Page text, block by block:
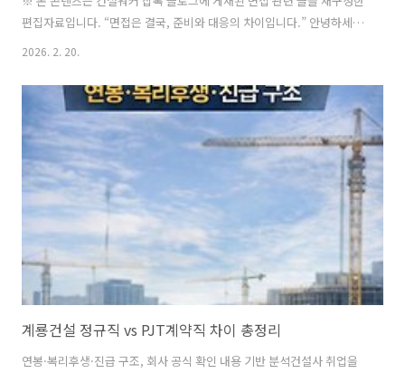
편집자료입니다. “면접은 결국, 준비와 대응의 차이입니다.” 안녕하세
는데요…”“떨려서 준비한 걸 다 못 보여줬어요.”하지만 면접은 감(感)이
아니라 전략과 준비의 영역입니다.보이는 태도, 말의 구조, 표정, 답변 논
리, 마무리 멘트까지 모두 평가 요소입니다. 그래서 준비했습니다. 취업
전문가이자 실제 면접관 경험을 바탕으로 정리한 면접 준비 핵심 콘텐츠
모음입니다.📚 면접 준비 핵심 자료 링크 모음🔹 면접 기본기이것이 면..
2026. 2. 20.
계룡건설 정규직 vs PJT계약직 차이 총정리
연봉·복리후생·진급 구조, 회사 공식 확인 내용 기반 분석건설사 취업을